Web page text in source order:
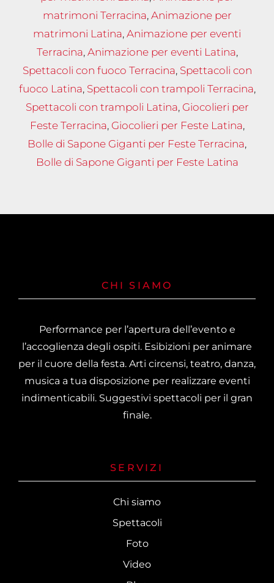
matrimoni Terracina, Animazione per
matrimoni Latina, Animazione per eventi
Terracina, Animazione per eventi Latina,
Spettacoli con fuoco Terracina, Spettacoli con
fuoco Latina, Spettacoli con trampoli Terracina,
Spettacoli con trampoli Latina, Giocolieri per
Feste Terracina, Giocolieri per Feste Latina,
Bolle di Sapone Giganti per Feste Terracina,
Bolle di Sapone Giganti per Feste Latina
CHI SIAMO
Performance per l’apertura dell’evento e
l’accoglienza degli ospiti. Esibizioni per animare
per il cuore della festa. Arti circensi, teatro, danza,
musica a tua disposizione per realizzare eventi
indimenticabili. Suggestivi spettacoli per il gran
finale.
SERVIZI
Chi siamo
Spettacoli
Foto
Video